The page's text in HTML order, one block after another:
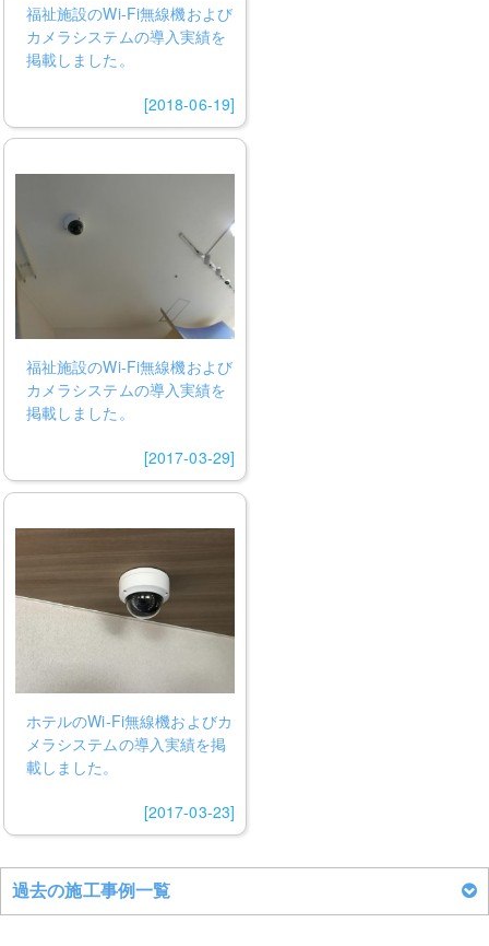
福祉施設のWi-Fi無線機および
カメラシステムの導入実績を
掲載しました。
[2018-06-19]
福祉施設のWi-Fi無線機および
カメラシステムの導入実績を
掲載しました。
[2017-03-29]
ホテルのWi-Fi無線機およびカ
メラシステムの導入実績を掲
載しました。
[2017-03-23]
過去の施工事例一覧